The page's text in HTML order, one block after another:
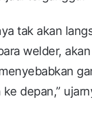
tak akan
welder,
depan,”